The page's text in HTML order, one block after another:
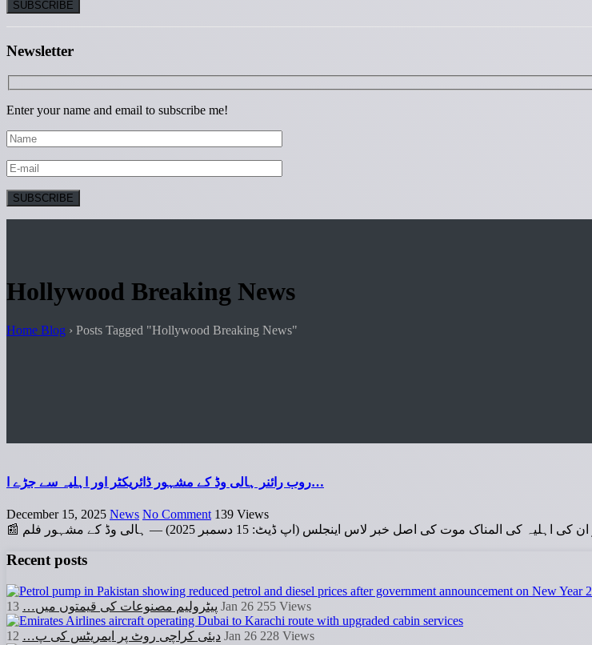
Newsletter
Enter your name and email to subscribe me!
Hollywood Breaking News
Home Blog › Posts Tagged "Hollywood Breaking News"
روب رائنر ہالی وڈ کے مشہور ڈائریکٹر اور اہلیہ سے جڑے ا…
December 15, 2025 News No Comment 139 Views
موت کی اصل خبر لاس اینجلس (اپ ڈیٹ: 15 دسمبر 2025) — ہالی وڈ کے مشہور فلم
Recent posts
پیٹرولیم مصنوعات کی قیمتوں میں… 13 Jan 26 255 Views
دبئی کراچی روٹ پر ایمریٹس کی پ… 12 Jan 26 228 Views